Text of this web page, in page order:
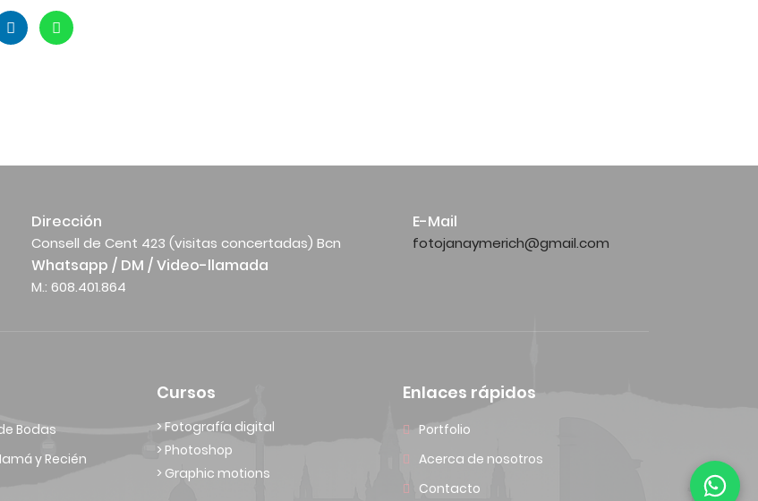
Dirección
Consell de Cent 423 (visitas concertadas) Bcn
E-Mail
fotojanaymerich@gmail.com
Whatsapp / DM / Video-llamada
M.: 608.401.864
Bodas
y Recién
Cursos
> Fotografía digital
> Photoshop
> Graphic motions
Enlaces rápidos
Portfolio
Acerca de nosotros
Contacto